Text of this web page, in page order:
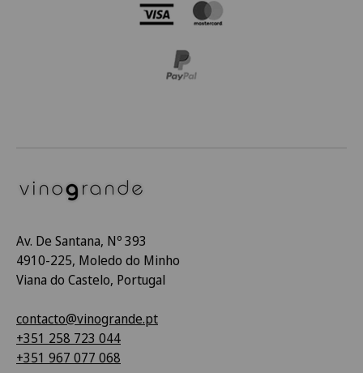
Av. De Santana, Nº 393
4910-225, Moledo do Minho
Viana do Castelo, Portugal
contacto@vinogrande.pt
+351 258 723 044
+351 967 077 068